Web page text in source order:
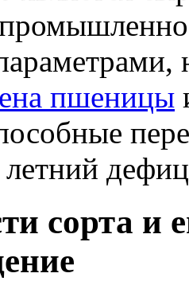
пшеницы
сорта и